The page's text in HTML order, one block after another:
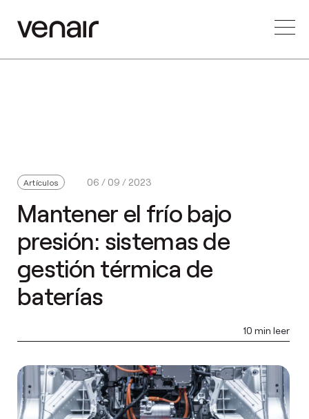
Artículos 06 / 09 / 2023
Mantener el frío bajo
presión: sistemas de
gestión térmica de
baterías
10 min leer